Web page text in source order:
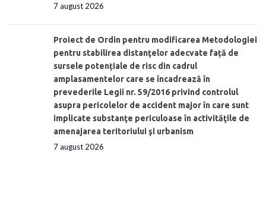
7 august 2026
Proiect de Ordin pentru modificarea Metodologiei
pentru stabilirea distanţelor adecvate față de
sursele potențiale de risc din cadrul
amplasamentelor care se încadrează în
prevederile Legii nr. 59/2016 privind controlul
asupra pericolelor de accident major în care sunt
implicate substanţe periculoase în activităţile de
amenajarea teritoriului şi urbanism
7 august 2026